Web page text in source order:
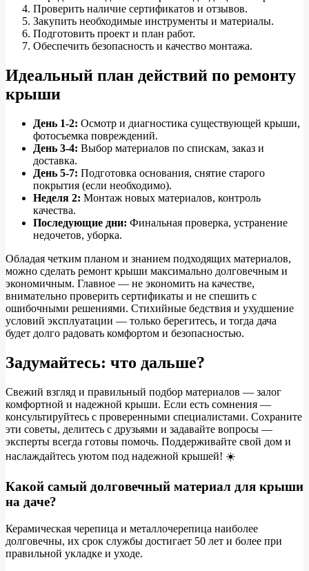
Проверить наличие сертификатов и отзывов.
Закупить необходимые инструменты и материалы.
Подготовить проект и план работ.
Обеспечить безопасность и качество монтажа.
Идеальный план действий по ремонту
крыши
День 1-2: Осмотр и диагностика существующей крыши,
фотосъемка повреждений.
День 3-4: Выбор материалов по спискам, заказ и
доставка.
День 5-7: Подготовка основания, снятие старого
покрытия (если необходимо).
Неделя 2: Монтаж новых материалов, контроль
качества.
Последующие дни: Финальная проверка, устранение
недочетов, уборка.
Обладая четким планом и знанием подходящих материалов,
можно сделать ремонт крыши максимально долговечным и
экономичным. Главное — не экономить на качестве,
внимательно проверить сертификаты и не спешить с
ошибочными решениями. Стихийные бедствия и ухудшение
условий эксплуатации — только берегитесь, и тогда дача
будет долго радовать комфортом и безопасностью.
Задумайтесь: что дальше?
Свежий взгляд и правильный подбор материалов — залог
комфортной и надежной крыши. Если есть сомнения —
консультируйтесь с проверенными специалистами. Сохраните
эти советы, делитесь с друзьями и задавайте вопросы —
эксперты всегда готовы помочь. Поддерживайте свой дом и
наслаждайтесь уютом под надежной крышей! ☀️
Какой самый долговечный материал для крыши
на даче?
Керамическая черепица и металлочерепица наиболее
долговечны, их срок службы достигает 50 лет и более при
правильной укладке и уходе.